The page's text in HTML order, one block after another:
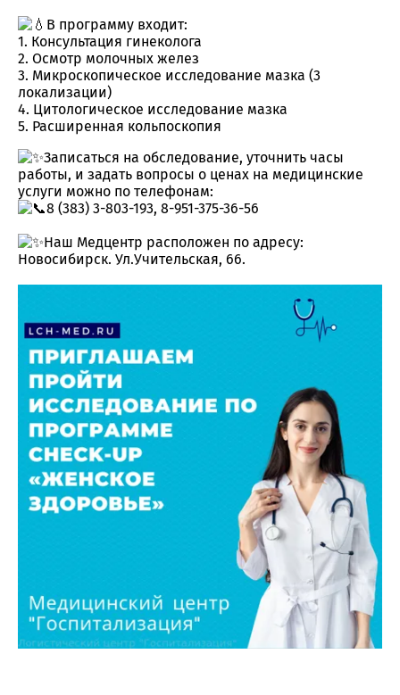
В программу входит:
1. Консультация гинеколога
2. Осмотр молочных желез
3. Микроскопическое исследование мазка (3
локализации)
4. Цитологическое исследование мазка
5. Расширенная кольпоскопия
Записаться на обследование, уточнить часы
работы, и задать вопросы о ценах на медицинские
услуги можно по телефонам:
8 (383) 3-803-193, 8-951-375-36-56
Наш Медцентр расположен по адресу:
Новосибирск. Ул.Учительская, 66.